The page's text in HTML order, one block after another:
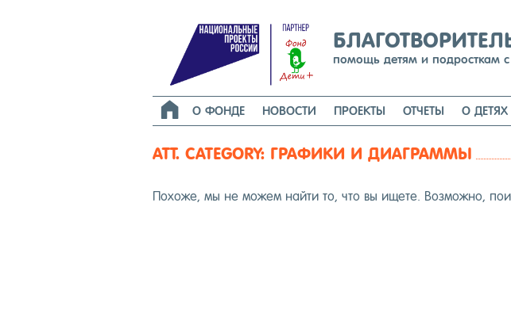
помощь детям и подросткам
 О ФОНДЕ НОВОСТИ ПРОЕКТЫ ОТЧЕТЫ О
ATT. CATEGORY: ГРАФИКИ И ДИАГРАММЫ
По­хоже, мы не мо­жем най­ти то, что вы ище­те. Воз­можно,